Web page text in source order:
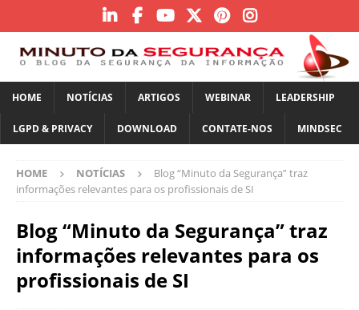
HOME NOTÍCIAS ARTIGOS WEBINAR LEADERSHIP
LGPD & PRIVACY DOWNLOAD CONTATE-NOS MINDSEC
HOME NOTÍCIAS
Blog “Minuto da Segurança” traz
informações relevantes para os profissionais de SI
Blog “Minuto da Segurança” traz
informações relevantes para os
profissionais de SI